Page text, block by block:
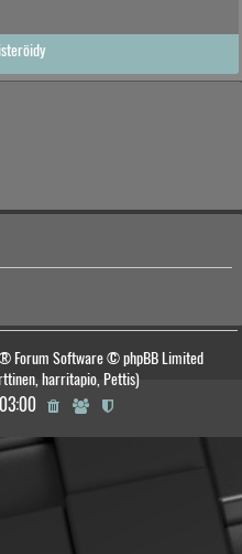
Forum Software © phpBB Limited
harritapio, Pettis)